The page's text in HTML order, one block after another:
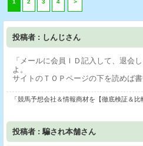
1 2 3 4 ＞
投稿者 : しんじさん
「メールに会員ＩＤ記入して、退会
よ。
サイトのＴＯＰページの下を読めば書
「競馬予想会社＆情報商材を【徹底検証＆
投稿者 : 騙され本舗さん